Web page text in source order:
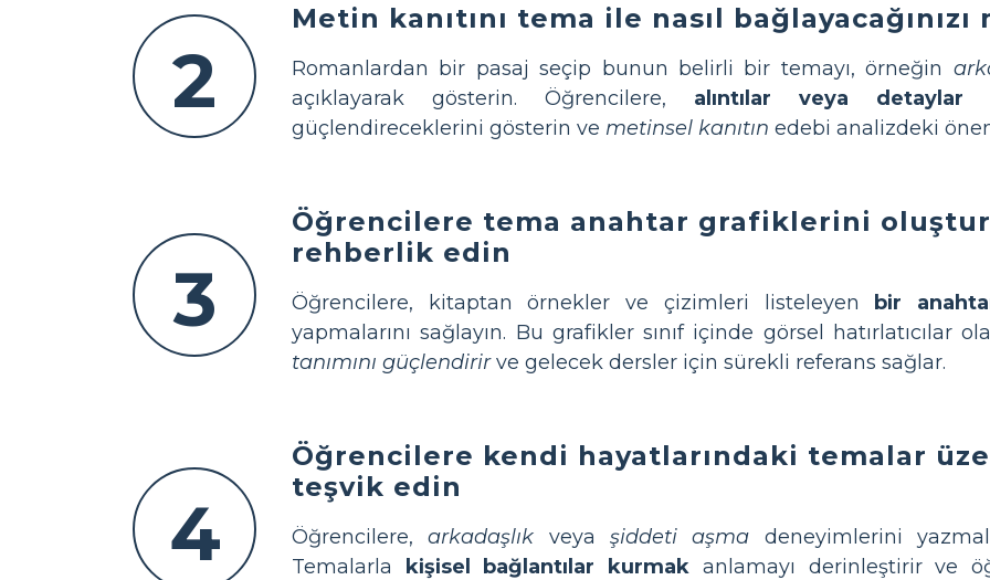
2
Metin kanıtını tema ile nasıl
Romanlardan bir pasaj seçip bunun belirli bir temayı, örneğin
açıklayarak gösterin. Öğrencilere, alıntılar veya detaylar
güçlendireceklerini gösterin ve metinsel kanıtın edebi analizdeki
3
Öğrencilere tema anahtar grafiklerini
rehberlik edin
Öğrencilere, kitaptan örnekler ve çizimleri listeleyen bir
yapmalarını sağlayın. Bu grafikler sınıf içinde görsel hatırlatıcılar
tanımını güçlendirirve gelecek dersler için sürekli referans sağlar.
4
Öğrencilere kendi hayatlarındaki temalar
teşvik edin
Öğrencilere,arkadaşlık veyaşiddeti aşma deneyimlerini
Temalarla kişisel bağlantılar kurmak anlamayı derinleştirir ve